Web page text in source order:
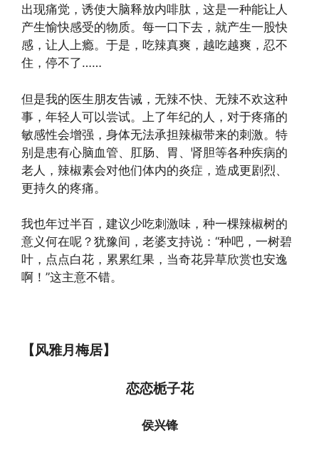
出现痛觉，诱使大脑释放内啡肽，这是一种能让人
产生愉快感受的物质。每一口下去，就产生一股快
感，让人上瘾。于是，吃辣真爽，越吃越爽，忍不
住，停不了……
但是我的医生朋友告诫，无辣不快、无辣不欢这种
事，年轻人可以尝试。上了年纪的人，对于疼痛的
敏感性会增强，身体无法承担辣椒带来的刺激。特
别是患有心脑血管、肛肠、胃、肾胆等各种疾病的
老人，辣椒素会对他们体内的炎症，造成更剧烈、
更持久的疼痛。
我也年过半百，建议少吃刺激味，种一棵辣椒树的
意义何在呢？犹豫间，老婆支持说：“种吧，一树碧
叶，点点白花，累累红果，当奇花异草欣赏也安逸
啊！”这主意不错。
【风雅月梅居】
恋恋栀子花
侯兴锋